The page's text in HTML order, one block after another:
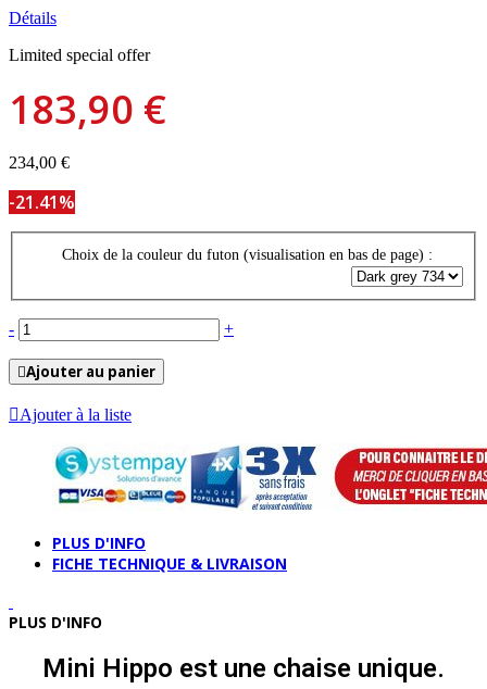
Détails
Limited special offer
183,90 €
234,00 €
-21.41%
Choix de la couleur du futon (visualisation en bas de page) :
- +
Ajouter au panier
Ajouter à la liste
PLUS D'INFO
FICHE TECHNIQUE & LIVRAISON
PLUS D'INFO
Mini Hippo est une chaise unique.